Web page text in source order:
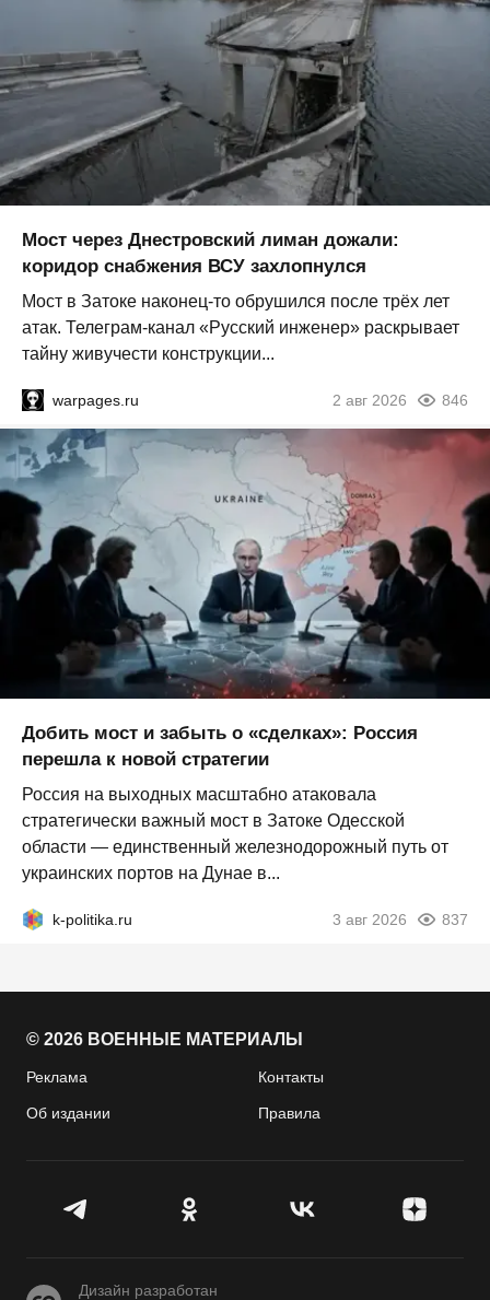
Мост через Днестровский лиман дожали:
коридор снабжения ВСУ захлопнулся
Мост в Затоке наконец-то обрушился после трёх лет
атак. Телеграм-канал «Русский инженер» раскрывает
тайну живучести конструкции...
warpages.ru 2 авг 2026 846
Добить мост и забыть о «сделках»: Россия
перешла к новой стратегии
Россия на выходных масштабно атаковала
стратегически важный мост в Затоке Одесской
области — единственный железнодорожный путь от
украинских портов на Дунае в...
k-politika.ru 3 авг 2026 837
© 2026 ВОЕННЫЕ МАТЕРИАЛЫ
Реклама Контакты
Об издании Правила